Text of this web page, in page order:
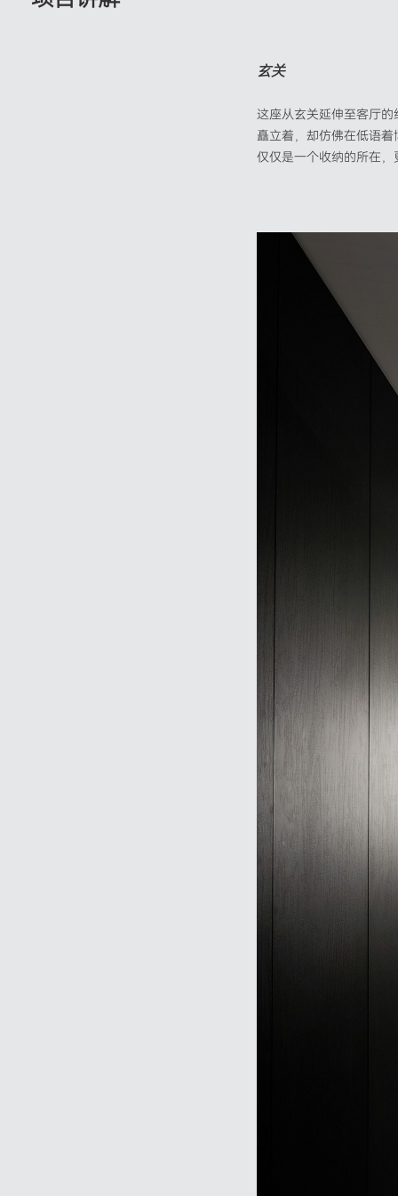
玄关
这座从玄关延伸至客厅
矗立着，却仿佛在低语
仅仅是一个收纳的所在